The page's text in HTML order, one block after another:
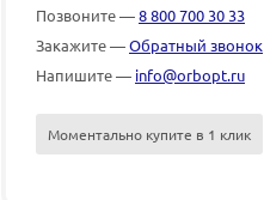
Позвоните —8 800 700 30 33
Закажите —Обратный звонок
Напишите — info@orbopt.ru
Моментально купите в 1 клик